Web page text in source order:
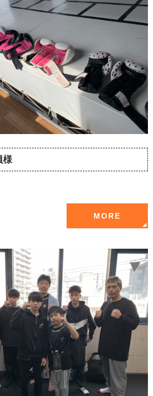
様
MORE